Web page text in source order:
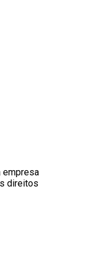
empresa
direitos